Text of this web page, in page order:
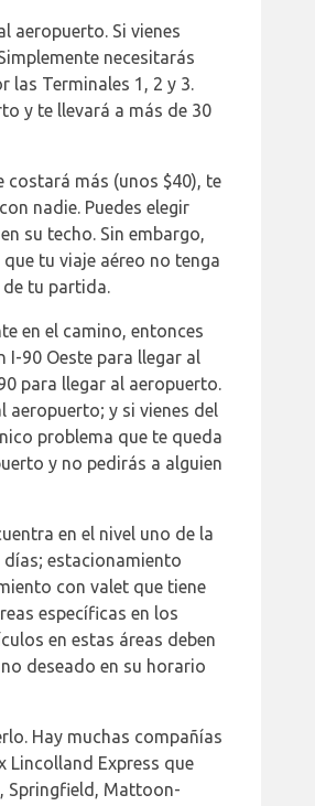
aeropuerto. Si vienes
necesitarás
las Terminales 1, 2 y 3.
y te llevará a más de 30
costará más (unos $40), te
nadie. Puedes elegir
su techo. Sin embargo,
tu viaje aéreo no tenga
de tu partida.
en el camino, entonces
I-90 Oeste para llegar al
para llegar al aeropuerto.
aeropuerto; y si vienes del
problema que te queda
y no pedirás a alguien
en el nivel uno de la
estacionamiento
con valet que tiene
específicas en los
en estas áreas deben
deseado en su horario
Hay muchas compañías
Lincolland Express que
Springfield, Mattoon-